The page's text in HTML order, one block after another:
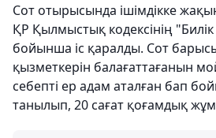
Сот отырысында ішімдікке
ҚР Қылмыстық кодексінің
бойынша іс қаралды. Сот
қызметкерін балағаттағанын
себепті ер адам аталған бап
танылып, 20 сағат қоғамдық